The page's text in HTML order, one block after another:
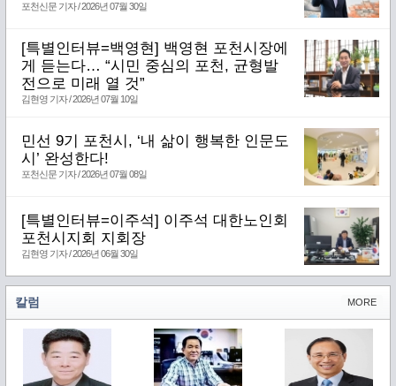
포천신문 기자 / 2026년 07월 30일
[특별인터뷰=백영현] 백영현 포천시장에
게 듣는다… “시민 중심의 포천, 균형발
전으로 미래 열 것”
김현영 기자 / 2026년 07월 10일
민선 9기 포천시, ‘내 삶이 행복한 인문도
시’ 완성한다!
포천신문 기자 / 2026년 07월 08일
[특별인터뷰=이주석] 이주석 대한노인회
포천시지회 지회장
김현영 기자 / 2026년 06월 30일
MORE
칼럼